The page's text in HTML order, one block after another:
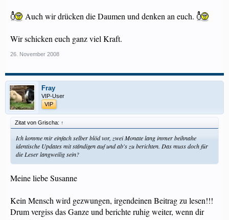
Auch wir drücken die Daumen und denken an euch.
Wir schicken euch ganz viel Kraft.
26. November 2008
Fray
VIP-User
VIP
Zitat von Grischa: ↑
Ich komme mir einfach selber blöd vor, zwei Monate lang immer beihnahe
identische Updates mit ständigen auf und ab's zu berichten. Das muss doch für
die Leser langweilig sein?
Meine liebe Susanne
Kein Mensch wird gezwungen, irgendeinen Beitrag zu lesen!!!
Drum vergiss das Ganze und berichte ruhig weiter, wenn dir